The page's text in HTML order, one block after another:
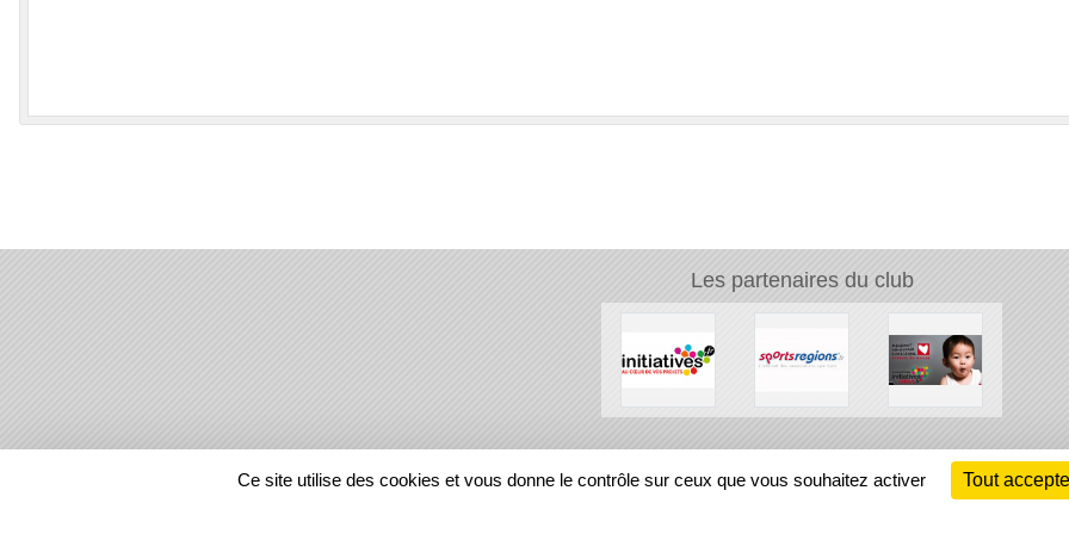
Les partenaires du club
REGIONS
Ce site utilise des cookies et vous donne le contrôle sur ceux que vous souhaitez activer Tout